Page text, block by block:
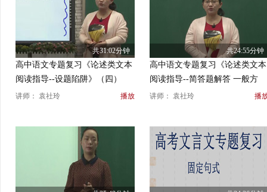
共31:02分钟
高中语文专题复习《论述类文本
阅读指导--设题陷阱》（四）
讲师： 袁社玲 播放
共24:55分钟
高中语文专题复习《论述类文本
阅读指导--简答题解答 一般方
法》（五）
讲师： 袁社玲 播